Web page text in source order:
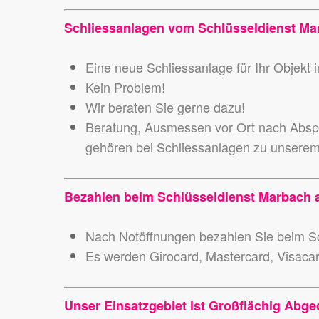
Schliessanlagen vom Schlüsseldienst
Eine neue Schliessanlage für Ihr Objekt
Kein Problem!
Wir beraten Sie gerne dazu!
Beratung, Ausmessen vor Ort nach
gehören bei Schliessanlagen zu
Bezahlen beim Schlüsseldienst Marbach
Nach Notöffnungen bezahlen Sie beim
Es werden Girocard, Mastercard,
Unser Einsatzgebiet ist Großflächig